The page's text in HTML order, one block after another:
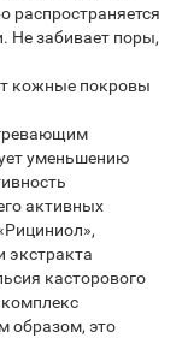
распространяется
Не забивает поры,
кожные покровы
уменьшению
активных
экстракта
касторового
образом, это